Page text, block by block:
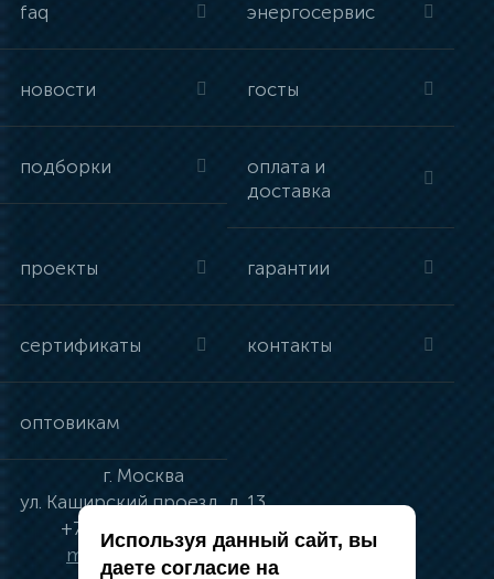
faq энергосервис
новости госты
подборки
оплата и
доставка
проекты гарантии
сертификаты контакты
оптовикам
г. Москва
ул. Каширский проезд, д. 13
+7 (495) 134-41-83
moskva@vincci.ru
Используя данный сайт, вы
даете согласие на